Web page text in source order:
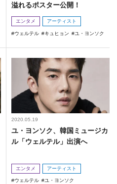
溢れるポスター公開！
エンタメ アーティスト
ウェルテル キュヒョン ユ・ヨンソク
2020.05.19
ユ・ヨンソク、韓国ミュージカ
ル「ウェルテル」出演へ
エンタメ アーティスト
ウェルテル ユ・ヨンソク